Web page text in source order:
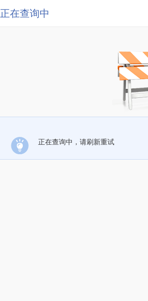
正在查询中
正在查询中，请刷新重试